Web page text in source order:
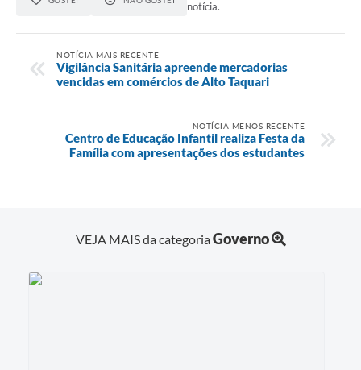
notícia.
NOTÍCIA MAIS RECENTE
Vigilância Sanitária apreende mercadorias
vencidas em comércios de Alto Taquari
NOTÍCIA MENOS RECENTE
Centro de Educação Infantil realiza Festa da
Família com apresentações dos estudantes
VEJA MAIS da categoriaGoverno